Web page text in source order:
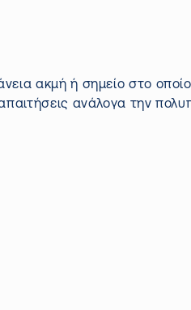
ακμή ή σημείο στο
ανάλογα την